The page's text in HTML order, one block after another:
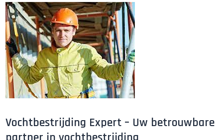
Vochtbestrijding Expert – Uw betrouwbare